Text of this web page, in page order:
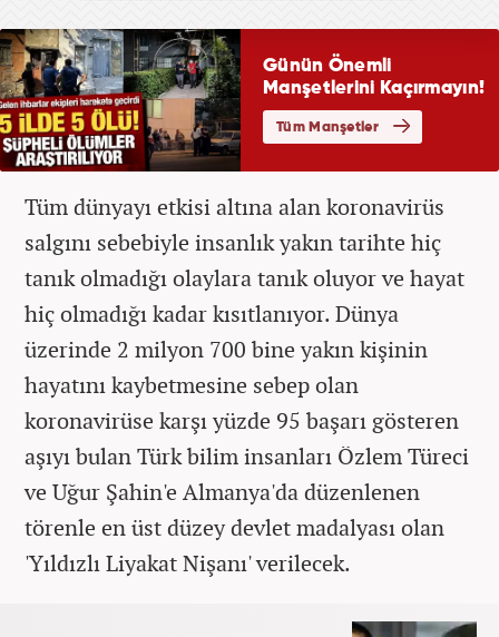
Tüm dünyayı etkisi altına alan koronavirüs
salgını sebebiyle insanlık yakın tarihte hiç
tanık olmadığı olaylara tanık oluyor ve hayat
hiç olmadığı kadar kısıtlanıyor. Dünya
üzerinde 2 milyon 700 bine yakın kişinin
hayatını kaybetmesine sebep olan
koronavirüse karşı yüzde 95 başarı gösteren
aşıyı bulan Türk bilim insanları Özlem Türeci
ve Uğur Şahin'e Almanya'da düzenlenen
törenle en üst düzey devlet madalyası olan
'Yıldızlı Liyakat Nişanı' verilecek.